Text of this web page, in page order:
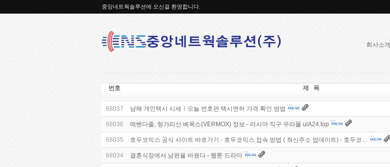
중앙네트웍솔루션에 오신걸 환영합니다.
회사소개
번호
제 목
68037 남해 개인택시 시세ㅣ오늘 번호판 택시면허 가격 확인 방법
68036 메벤다졸, 헝가리산 베목스(VERMOX) 정보 - 러시아 직구 우라몰 ulA24.top
68035 호두코믹스 공식 사이트 바로가기 - 호두코믹스 접속 방법 ( 최신주소 업데이트) - 호두코…
68034 결혼식장에서 남편을 바꿨다 - 웹툰 드라마